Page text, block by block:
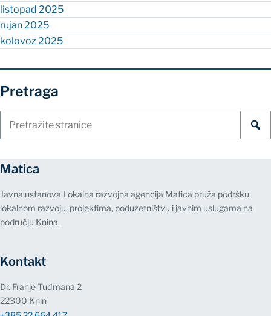
listopad 2025
rujan 2025
kolovoz 2025
Pretraga
Matica
Javna ustanova Lokalna razvojna agencija Matica pruža podršku
lokalnom razvoju, projektima, poduzetništvu i javnim uslugama na
području Knina.
Kontakt
Dr. Franje Tuđmana 2
22300 Knin